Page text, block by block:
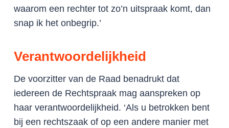
waarom een rechter tot zo’n uitspraak komt, dan
snap ik het onbegrip.’
Verantwoordelijkheid
De voorzitter van de Raad benadrukt dat
iedereen de Rechtspraak mag aanspreken op
haar verantwoordelijkheid. ‘Als u betrokken bent
bij een rechtszaak of op een andere manier met